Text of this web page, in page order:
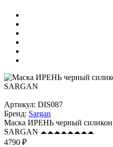
Артикул: DIS087
Бренд: Sargan
Маска ИРЕНЬ черный силикон
SARGAN
4790 ₽